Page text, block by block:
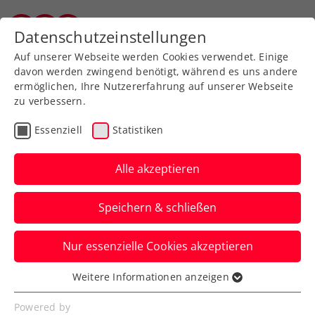
Zurück zur Newsübersicht
Turniere
Upper Austria Ladies
Linz: Muchová erhält
Wildcard
Die French-Open-Finalistin 2023 wird
beim WTA-Turnier in Oberösterreich im
Hauptfeld aufschlagen.
Verfasst von: Presseaussendung / Redaktion, 21.01.2025
Datenschutzeinstellungen
Auf unserer Webseite werden Cookies verwendet. Einige
davon werden zwingend benötigt, während es uns andere
ermöglichen, Ihre Nutzererfahrung auf unserer Webseite
zu verbessern.
Essenziell Statistiken
Alle akzeptieren
Speichern & schließen
Nur essenzielle Cookies akzeptieren
Essenziell
Essenzielle Cookies werden für grundlegende
Weitere Informationen anzeigen
Powered by